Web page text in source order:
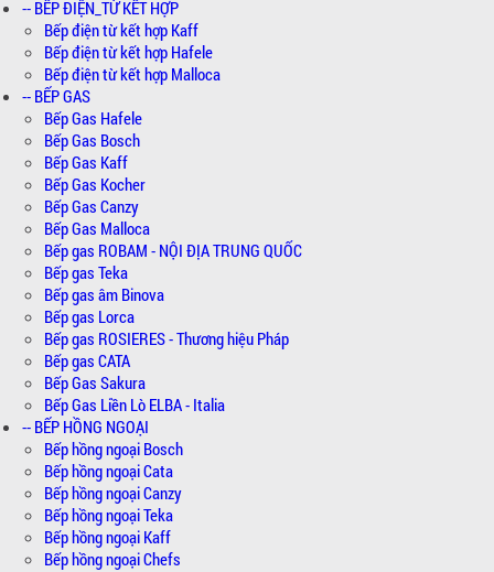
-- BẾP ĐIỆN_TỪ KẾT HỢP
Bếp điện từ kết hợp Kaff
Bếp điện từ kết hợp Hafele
Bếp điện từ kết hợp Malloca
-- BẾP GAS
Bếp Gas Hafele
Bếp Gas Bosch
Bếp Gas Kaff
Bếp Gas Kocher
Bếp Gas Canzy
Bếp Gas Malloca
Bếp gas ROBAM - NỘI ĐỊA TRUNG QUỐC
Bếp gas Teka
Bếp gas âm Binova
Bếp gas Lorca
Bếp gas ROSIERES - Thương hiệu Pháp
Bếp gas CATA
Bếp Gas Sakura
Bếp Gas Liền Lò ELBA - Italia
-- BẾP HỒNG NGOẠI
Bếp hồng ngoại Bosch
Bếp hồng ngoại Cata
Bếp hồng ngoại Canzy
Bếp hồng ngoại Teka
Bếp hồng ngoại Kaff
Bếp hồng ngoại Chefs